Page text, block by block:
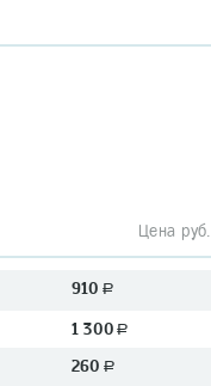
Цена руб.
910 a
1 300 a
260 a